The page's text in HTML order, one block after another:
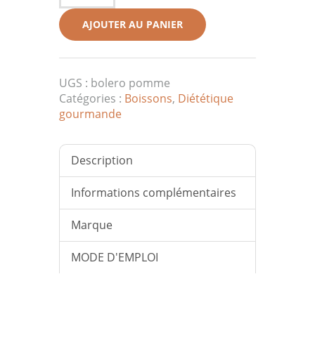
BOLERO
POMMEAJOUTER AU PANIER
UGS : bolero pomme
Catégories : Boissons, Diététique
gourmande
Description
Informations complémentaires
Marque
MODE D'EMPLOI